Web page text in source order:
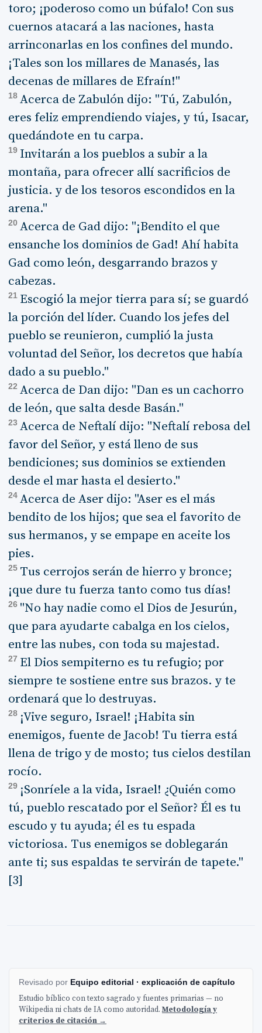
toro; ¡poderoso como un búfalo! Con sus
cuernos atacará a las naciones, hasta
arrinconarlas en los confines del mundo.
¡Tales son los millares de Manasés, las
decenas de millares de Efraín!"
18 Acerca de Zabulón dijo: "Tú, Zabulón,
eres feliz emprendiendo viajes, y tú, Isacar,
quedándote en tu carpa.
19 Invitarán a los pueblos a subir a la
montaña, para ofrecer allí sacrificios de
justicia. y de los tesoros escondidos en la
arena."
20 Acerca de Gad dijo: "¡Bendito el que
ensanche los dominios de Gad! Ahí habita
Gad como león, desgarrando brazos y
cabezas.
21 Escogió la mejor tierra para sí; se guardó
la porción del líder. Cuando los jefes del
pueblo se reunieron, cumplió la justa
voluntad del Señor, los decretos que había
dado a su pueblo."
22 Acerca de Dan dijo: "Dan es un cachorro
de león, que salta desde Basán."
23 Acerca de Neftalí dijo: "Neftalí rebosa del
favor del Señor, y está lleno de sus
bendiciones; sus dominios se extienden
desde el mar hasta el desierto."
24 Acerca de Aser dijo: "Aser es el más
bendito de los hijos; que sea el favorito de
sus hermanos, y se empape en aceite los
pies.
25 Tus cerrojos serán de hierro y bronce;
¡que dure tu fuerza tanto como tus días!
26 "No hay nadie como el Dios de Jesurún,
que para ayudarte cabalga en los cielos,
entre las nubes, con toda su majestad.
27 El Dios sempiterno es tu refugio; por
siempre te sostiene entre sus brazos. y te
ordenará que lo destruyas.
28 ¡Vive seguro, Israel! ¡Habita sin
enemigos, fuente de Jacob! Tu tierra está
llena de trigo y de mosto; tus cielos destilan
rocío.
29 ¡Sonríele a la vida, Israel! ¿Quién como
tú, pueblo rescatado por el Señor? Él es tu
escudo y tu ayuda; él es tu espada
victoriosa. Tus enemigos se doblegarán
ante ti; sus espaldas te servirán de tapete."
[3]
Revisado por Equipo editorial · explicación de capítulo
Estudio bíblico con texto sagrado y fuentes primarias — no
Wikipedia ni chats de IA como autoridad.Metodología y
criterios de citación →